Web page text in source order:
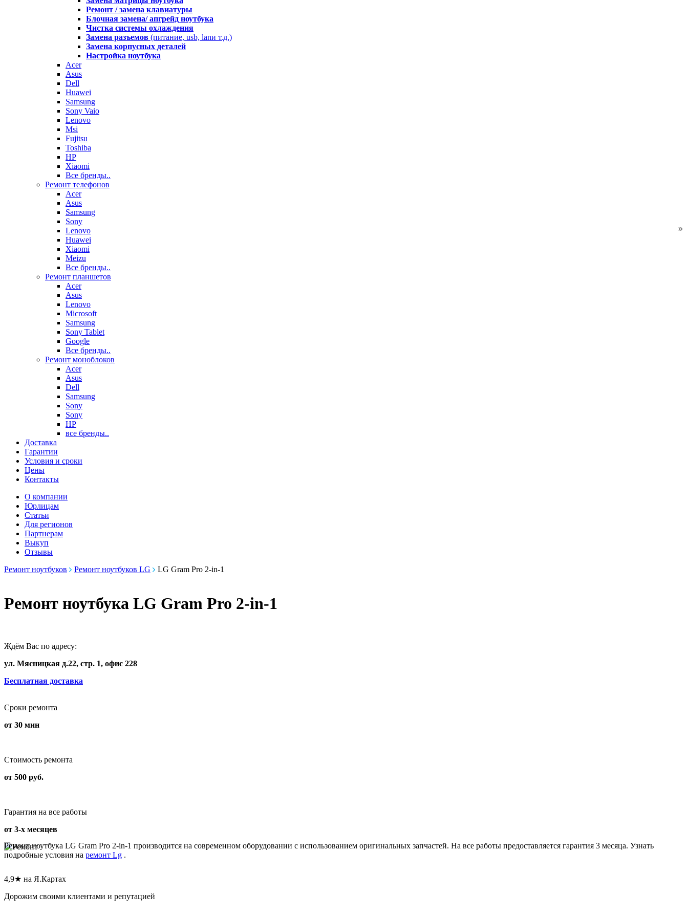
Ремонт / замена клавиатуры
Блочная замена/ апгрейд ноутбука
Чистка системы охлаждения
Замена разъемов (питание, usb, lanи т.д.)
Замена корпусных деталей
Настройка ноутбука
Acer
Asus
Dell
Huawei
Samsung
Sony Vaio
Lenovo
Msi
Fujitsu
Toshiba
HP
Xiaomi
Все бренды..
Ремонт телефонов
Acer
Asus
Samsung
Sony
Lenovo
Huawei
Xiaomi
Meizu
Все бренды..
Ремонт планшетов
Acer
Asus
Lenovo
Microsoft
Samsung
Sony Tablet
Google
Все бренды..
Ремонт моноблоков
Acer
Asus
Dell
Samsung
Sony
Sony
HP
все бренды..
Доставка
Гарантии
Условия и сроки
Цены
Контакты
О компании
Юрлицам
Статьи
Для регионов
Партнерам
Выкуп
Отзывы
Ремонт ноутбуков
Ремонт ноутбуков LG LG Gram Pro 2-in-1
Ремонт ноутбука LG Gram Pro 2-in-1
Ждём Вас по адресу:
ул. Мясницкая д.22, стр. 1, офис 228
Бесплатная доставка
Сроки ремонта
от 30 мин
Стоимость ремонта
от 500 руб.
Гарантия на все работы
от 3-х месяцев
Ремонт ноутбука LG Gram Pro 2-in-1 производится на современном оборудовании с использованием оригинальных запчастей. На все работы предоставляется гарантия 3 месяца. Узнать
подробные условия на ремонт Lg .
4,9★ на Я.Картах
Дорожим своими клиентами и репутацией